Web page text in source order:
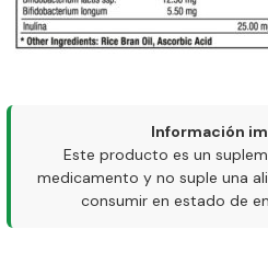
Información
Este producto es un
medicamento y no suple una
consumir en estado de